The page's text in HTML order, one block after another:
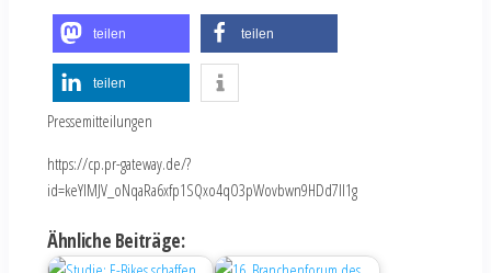
teilen teilen
teilen
Pressemitteilungen
https://cp.pr-gateway.de/?
id=keYlMJV_oNqaRa6xfp1SQxo4qO3pWovbwn9HDd7Il1g
Ähnliche Beiträge: